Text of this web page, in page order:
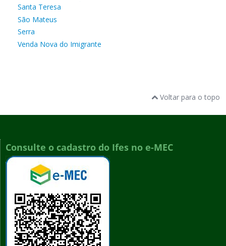
Santa Teresa
São Mateus
Serra
Venda Nova do Imigrante
Voltar para o topo
Consulte o cadastro do Ifes no e-MEC